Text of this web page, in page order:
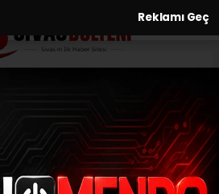
Reklamı Geç
yenileyerek
konforlu hale
getiriyor
GÜNDEM